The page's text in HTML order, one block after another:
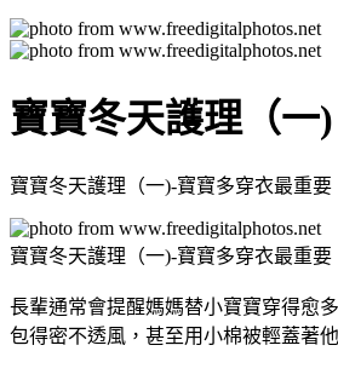
寶寶冬天護理（一)
寶寶冬天護理（一)-寶寶多穿衣最重要
寶寶冬天護理（一)-寶寶多穿衣最重要
長輩通常會提醒媽媽替小寶寶穿得愈
包得密不透風，甚至用小棉被輕蓋著他